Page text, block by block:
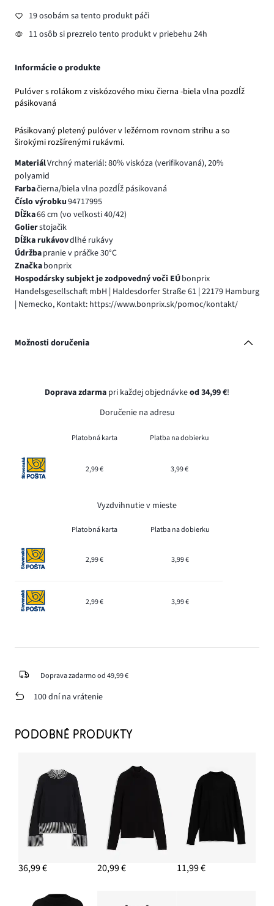
19 osobám sa tento produkt páči
11 osôb si prezrelo tento produkt v priebehu 24h
Informácie o produkte
Pulóver s rolákom z viskózového mixu čierna -biela vlna pozdĺž
pásikovaná
Pásikovaný pletený pulóver v ležérnom rovnom strihu a so
širokými rozšírenými rukávmi.
MateriálVrchný materiál: 80% viskóza (verifikovaná), 20%
polyamid
Farbačierna/biela vlna pozdĺž pásikovaná
Číslo výrobku94717995
Dĺžka66 cm (vo veľkosti 40/42)
Golierstojačik
Dĺžka rukávovdlhé rukávy
Údržbapranie v práčke 30°C
Značkabonprix
Hospodársky subjekt je zodpovedný voči EÚbonprix
Handelsgesellschaft mbH | Haldesdorfer Straße 61 | 22179 Hamburg
| Nemecko, Kontakt: https://www.bonprix.sk/pomoc/kontakt/
Možnosti doručenia
Doprava zdarma pri každej objednávkeod 34,99 €!
Doručenie na adresu
Platobná karta Platba na dobierku
2,99 € 3,99 €
Vyzdvihnutie v mieste
Platobná karta Platba na dobierku
2,99 € 3,99 €
2,99 € 3,99 €
Doprava zadarmo od 49,99 €
100 dní na vrátenie
PODOBNÉ PRODUKTY
36,99 € 20,99 € 11,99 €